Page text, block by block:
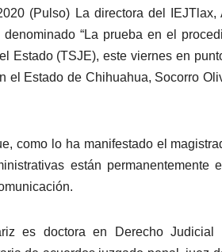
(Pulso) La directora del
“La prueba en el
Estado (TSJE), este viernes en
el Estado de Chihuahua, Socorro
como lo ha manifestado el
están
es doctora en Derecho